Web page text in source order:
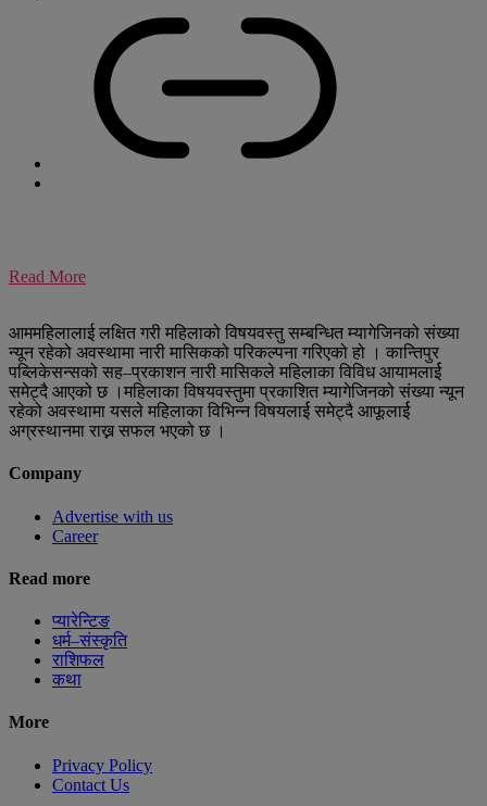
Read More
आममहिलालाई लक्षित गरी महिलाको विषयवस्तु सम्बन्धित म्यागेजिनको संख्या
न्यून रहेको अवस्थामा नारी मासिकको परिकल्पना गरिएको हो । कान्तिपुर
पब्लिकेसन्सको सह–प्रकाशन नारी मासिकले महिलाका विविध आयामलार्ई
समेट्दै आएको छ ।महिलाका विषयवस्तुमा प्रकाशित म्यागेजिनको संख्या न्यून
रहेको अवस्थामा यसले महिलाका विभिन्न विषयलार्ई समेट्दै आफूलार्ई
अग्रस्थानमा राख्न सफल भएको छ ।
Company
Advertise with us
Career
Read more
प्यारेन्टिङ
धर्म–संस्कृति
राशिफल
कथा
More
Privacy Policy
Contact Us